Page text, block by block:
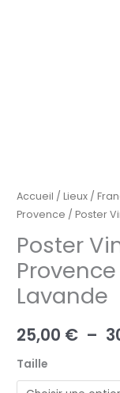
Accueil /Lieux /
Provence / Poster
Poster
Lavande
25,00 € –
Taille